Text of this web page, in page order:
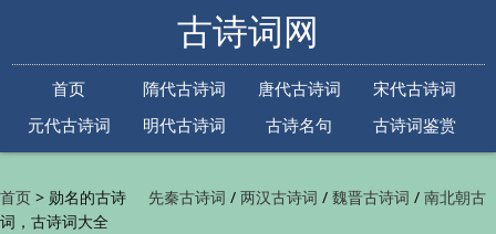
古诗词网
首页 隋代古诗词 唐代古诗词
宋代古诗词
元代古诗词
明代古诗词 古诗名句
古诗词鉴赏
先秦古诗词 /两汉古诗词 /魏晋古诗词 /南北朝古
首页 > 勋名的古诗
词，古诗词大全